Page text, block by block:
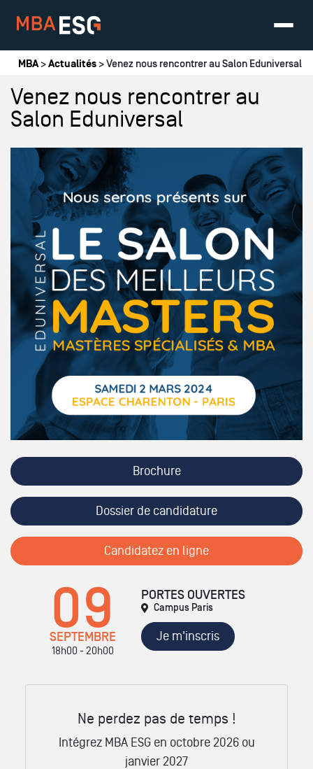
Vous êtes ici
MBA>Actualités > Venez nous rencontrer au Salon Eduniversal
Venez nous rencontrer au
Salon Eduniversal
Brochure
Dossier de candidature
Candidatez en ligne
09
SEPTEMBRE
18h00 - 20h00
PORTES OUVERTES
Campus Paris
Je m'inscris
Ne perdez pas de temps !
Intégrez MBA ESG en octobre 2026 ou
janvier 2027